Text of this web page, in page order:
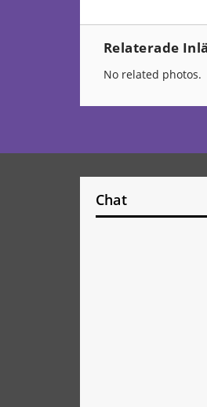
Relaterade
No related photos.
Chat